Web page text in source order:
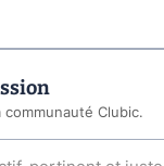
communauté Clubic.